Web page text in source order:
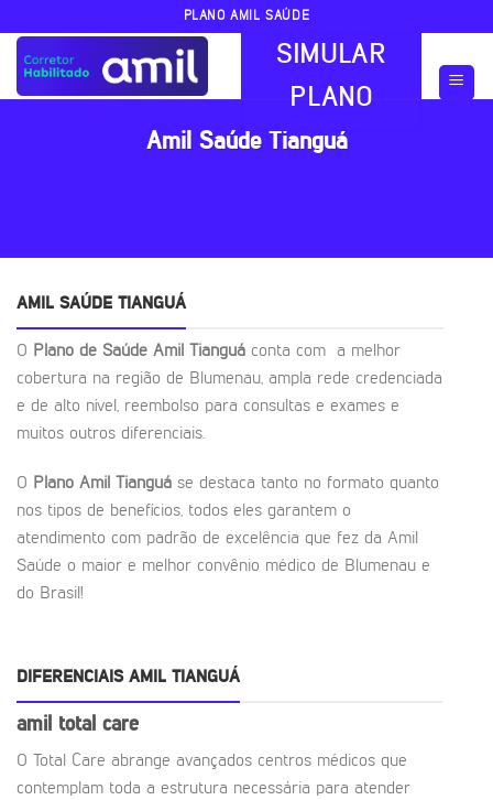
content
PLANO AMIL SAÚDE
SIMULAR
PLANO
Amil Saúde Tianguá
AMIL SAÚDE TIANGUÁ
O Plano de Saúde Amil Tianguá conta com a melhor
cobertura na região de Blumenau, ampla rede credenciada
e de alto nível, reembolso para consultas e exames e
muitos outros diferenciais.
O Plano Amil Tianguá se destaca tanto no formato quanto
nos tipos de benefícios, todos eles garantem o
atendimento com padrão de excelência que fez da Amil
Saúde o maior e melhor convênio médico de Blumenau e
do Brasil!
DIFERENCIAIS AMIL TIANGUÁ
amil total care
O Total Care abrange avançados centros médicos que
contemplam toda a estrutura necessária para atender